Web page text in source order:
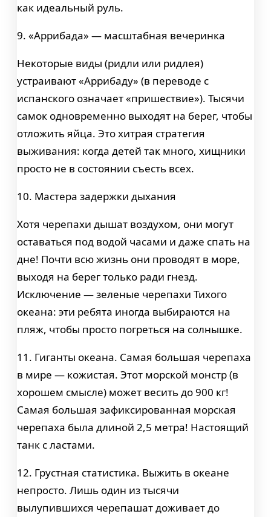
как идеальный руль.
9. «Аррибада» — масштабная вечеринка
Некоторые виды (ридли или ридлея)
устраивают «Аррибаду» (в переводе с
испанского означает «пришествие»). Тысячи
самок одновременно выходят на берег, чтобы
отложить яйца. Это хитрая стратегия
выживания: когда детей так много, хищники
просто не в состоянии съесть всех.
10. Мастера задержки дыхания
Хотя черепахи дышат воздухом, они могут
оставаться под водой часами и даже спать на
дне! Почти всю жизнь они проводят в море,
выходя на берег только ради гнезд.
Исключение — зеленые черепахи Тихого
океана: эти ребята иногда выбираются на
пляж, чтобы просто погреться на солнышке.
11. Гиганты океана. Самая большая черепаха
в мире — кожистая. Этот морской монстр (в
хорошем смысле) может весить до 900 кг!
Самая большая зафиксированная морская
черепаха была длиной 2,5 метра! Настоящий
танк с ластами.
12. Грустная статистика. Выжить в океане
непросто. Лишь один из тысячи
вылупившихся черепашат доживает до